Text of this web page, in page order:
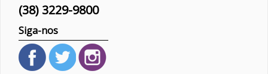
(38) 3229-9800
Siga-nos